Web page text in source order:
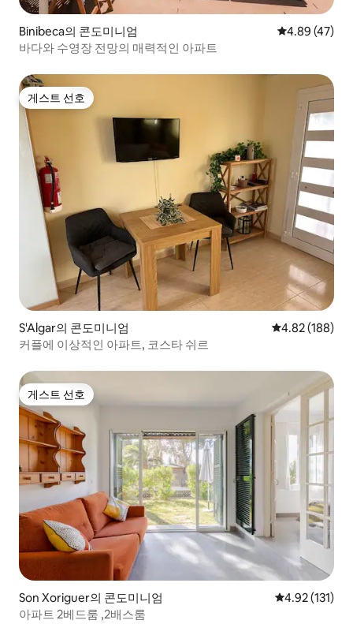
Binibeca의 콘도미니엄 평점 4.89점(5
4.89 (47)
바다와 수영장 전망의 매력적인 아파트
게스트 선호
게스트 선호
S'Algar의 콘도미니엄 평점 4.82점(5
4.82 (188)
커플에 이상적인 아파트, 코스타 쉬르
게스트 선호
게스트 선호
Son Xoriguer의 콘도미니엄 평점 4.92점(5
4.92 (131)
아파트 2베드룸 ,2배스룸